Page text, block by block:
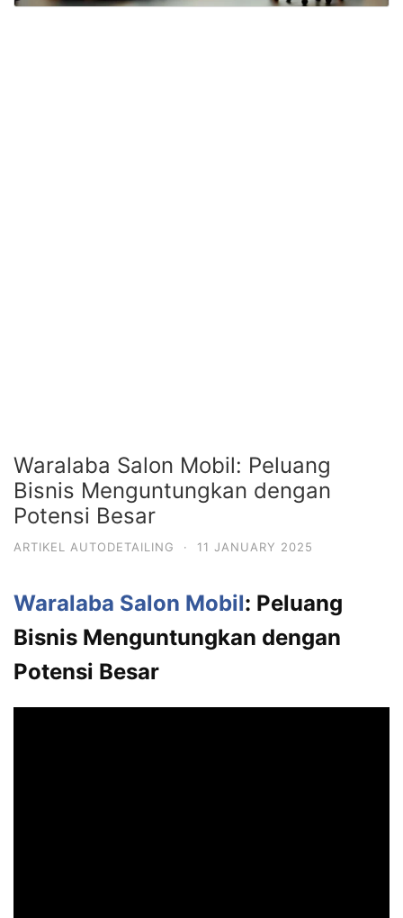
Waralaba Salon Mobil: Peluang
Bisnis Menguntungkan dengan
Potensi Besar
ARTIKEL AUTODETAILING · 11 JANUARY 2025
Waralaba Salon Mobil: Peluang
Bisnis Menguntungkan dengan
Potensi Besar